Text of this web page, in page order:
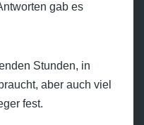
gab es
Stunden, in
aber auch viel
fest.